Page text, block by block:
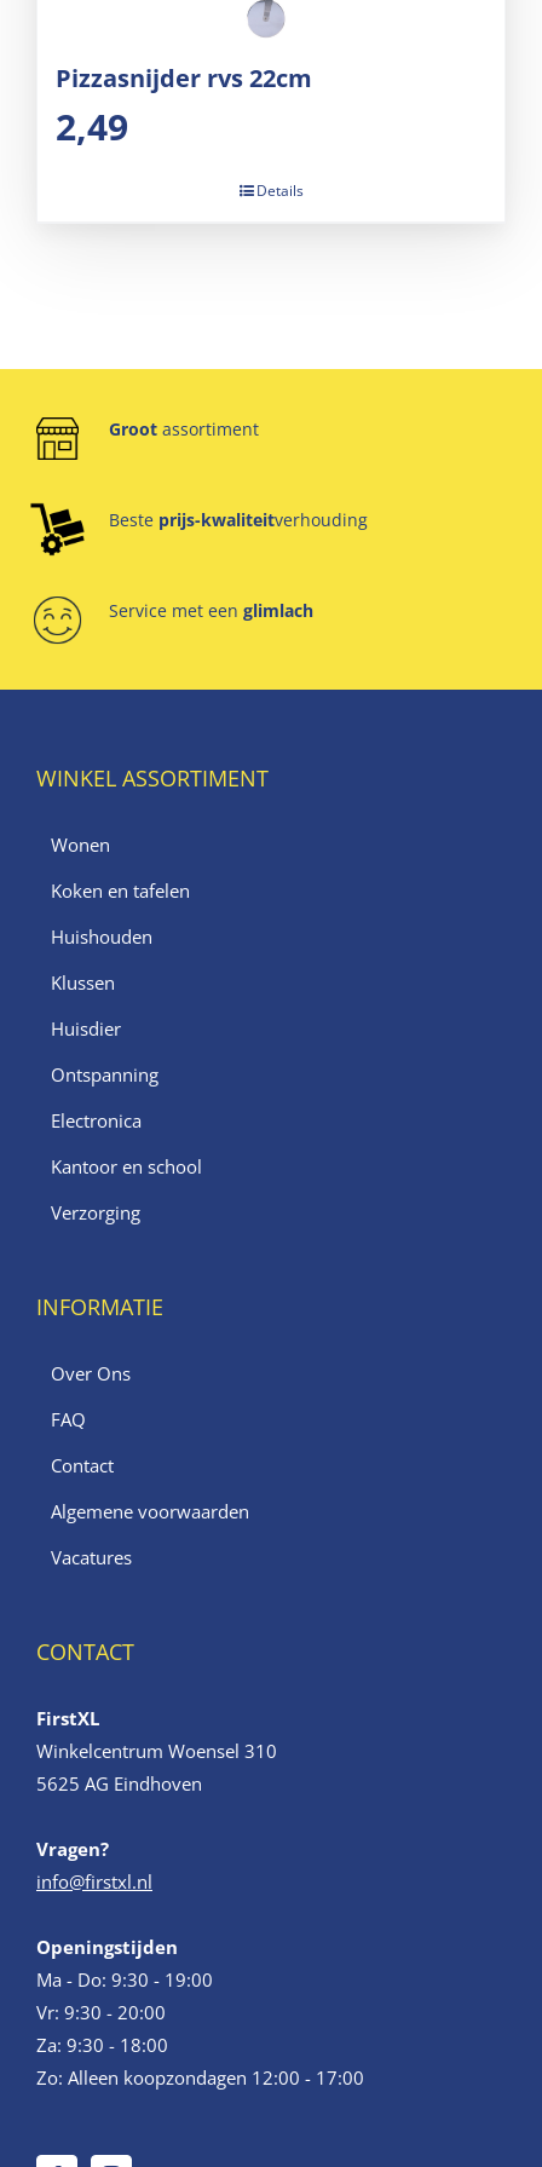
Pizzasnijder rvs 22cm
2,49
Details
Groot assortiment
Beste prijs-kwaliteitverhouding
Service met een glimlach
WINKEL ASSORTIMENT
Wonen
Koken en tafelen
Huishouden
Klussen
Huisdier
Ontspanning
Electronica
Kantoor en school
Verzorging
INFORMATIE
Over Ons
FAQ
Contact
Algemene voorwaarden
Vacatures
CONTACT
FirstXL
Winkelcentrum Woensel 310
5625 AG Eindhoven
Vragen?
info@firstxl.nl
Openingstijden
Ma - Do: 9:30 - 19:00
Vr: 9:30 - 20:00
Za: 9:30 - 18:00
Zo: Alleen koopzondagen 12:00 - 17:00